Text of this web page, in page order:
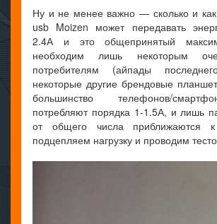
Ну и не менее важно — сколько и
usb Moizen может передавать
2.4А и это общепринятый
необходим лишь некоторым
потребителям (айпады
некоторые другие брендовые
большинство телефонов/
потребляют порядка 1-1.5А, и лишь
от общего числа приближаются
подцепляем нагрузку и проводим